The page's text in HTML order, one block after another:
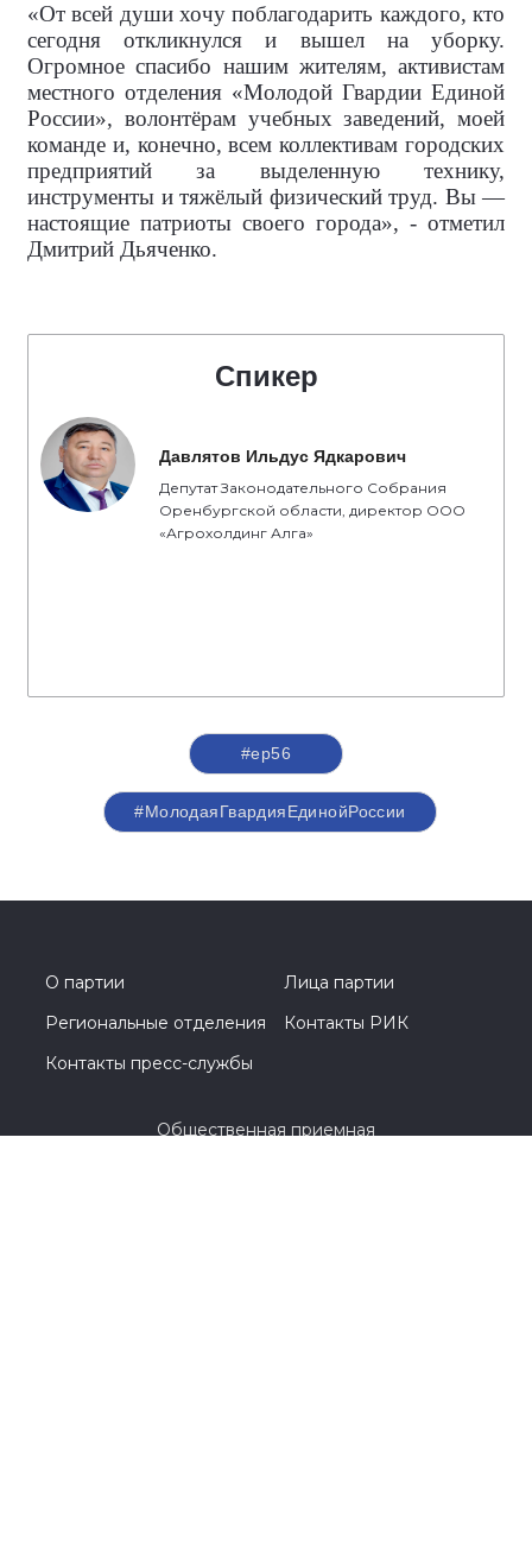
«От всей души хочу поблагодарить каждого, кто
сегодня откликнулся и вышел на уборку.
Огромное спасибо нашим жителям, активистам
местного отделения «Молодой Гвардии Единой
России», волонтёрам учебных заведений, моей
команде и, конечно, всем коллективам городских
предприятий за выделенную технику,
инструменты и тяжёлый физический труд. Вы —
настоящие патриоты своего города», - отметил
Дмитрий Дьяченко.
Спикер
Давлятов Ильдус Ядкарович
Депутат Законодательного Собрания
Оренбургской области, директор ООО
«Агрохолдинг Алга»
#ер56
#МолодаяГвардияЕдинойРоссии
О партии
Лица партии
Региональные отделения
Контакты РИК
Контакты пресс-службы
Общественная приемная